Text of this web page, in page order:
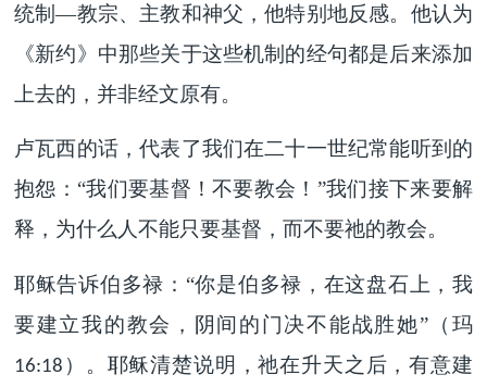
统制—教宗、主教和神父，他特别地反感。他认为
《新约》中那些关于这些机制的经句都是后来添加
上去的，并非经文原有。
卢瓦西的话，代表了我们在二十一世纪常能听到的
抱怨：“我们要基督！不要教会！”我们接下来要解
释，为什么人不能只要基督，而不要祂的教会。
耶稣告诉伯多禄：“你是伯多禄，在这盘石上，我
要建立我的教会，阴间的门决不能战胜她”（玛
16:18 ）。耶稣清楚说明，祂在升天之后，有意建